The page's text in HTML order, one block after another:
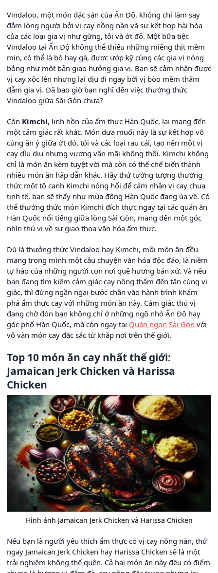
Vindaloo, một món đặc sản của Ấn Độ, không chỉ làm say
đắm lòng người bởi vị cay nồng nàn và sự kết hợp hài hòa
của các loại gia vị như gừng, tỏi và ớt đỏ. Một bữa tiệc
Vindaloo tại Ấn Độ không thể thiếu những miếng thịt mềm
mịn, có thể là bò hay gà, được ướp kỹ cùng các gia vị nóng
bỏng như một bản giao hưởng gia vị. Bạn sẽ cảm nhận được
vị cay xộc lên nhưng lại dịu đi ngay bởi vị bòo mềm thấm
đẫm gia vị. Đã bao giờ bạn nghĩ đến việc thưởng thức
Vindaloo giữa Sài Gòn chưa?
Còn Kimchi, linh hồn của ẩm thực Hàn Quốc, lại mang đến
một cảm giác rất khác. Món dưa muối này là sự kết hợp vô
cùng ăn ý giữa ớt đỏ, tỏi và các loại rau cải, tạo nên một vị
cay dìu dịu nhưng vương vấn mãi không thôi. Kimchi không
chỉ là món ăn kèm tuyệt vời mà còn có thể chế biến thành
nhiều món ăn hấp dẫn khác. Hãy thử tưởng tượng thưởng
thức một tô canh Kimchi nóng hổi để cảm nhận vị cay chua
tinh tế, bạn sẽ thấy như mùa đông Hàn Quốc đang ùa về. Có
thể thưởng thức món Kimchi đích thực ngay tại các quán ăn
Hàn Quốc nổi tiếng giữa lòng Sài Gòn, mang đến một góc
nhìn thú vị về sự giao thoa văn hóa ẩm thực.
Dù là thưởng thức Vindaloo hay Kimchi, mỗi món ăn đều
mang trong mình một câu chuyện văn hóa độc đáo, là niềm
tự hào của những người con nơi quê hương bản xứ. Và nếu
bạn đang tìm kiếm cảm giác cay nồng thấm đến tận cùng vị
giác, thì đừng ngần ngại bước chân vào hành trình khám
phá ẩm thực cay với những món ăn này. Cảm giác thú vị
đang chờ đón bạn không chỉ ở những ngõ nhỏ Ấn Độ hay
góc phố Hàn Quốc, mà còn ngay tại Quán ngon Sài Gòn với
vô vàn món cay đặc sắc từ khắp nơi trên thế giới.
Top 10 món ăn cay nhất thế giới:
Jamaican Jerk Chicken và Harissa
Chicken
Hình ảnh Jamaican Jerk Chicken và Harissa Chicken
Nếu bạn là người yêu thích ẩm thực có vị cay nồng nàn, thử
ngay Jamaican Jerk Chicken hay Harissa Chicken sẽ là một
trải nghiệm không thể quên. Cả hai món ăn này đều có điểm